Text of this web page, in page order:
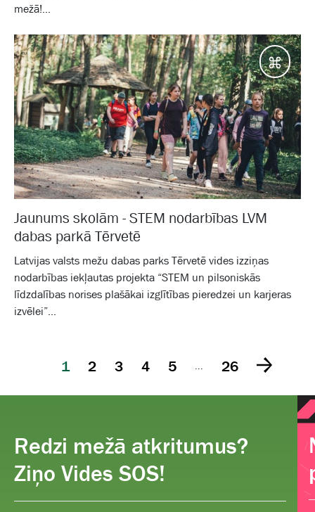
mežā!...
Jaunums skolām - STEM nodarbības LVM
dabas parkā Tērvetē
Latvijas valsts mežu dabas parks Tērvetē vides izziņas
nodarbības iekļautas projekta “STEM un pilsoniskās
līdzdalības norises plašākai izglītības pieredzei un karjeras
izvēlei”...
1 2 3 4 5 26
Redzi mežā atkritumus?
Ziņo Vides SOS!